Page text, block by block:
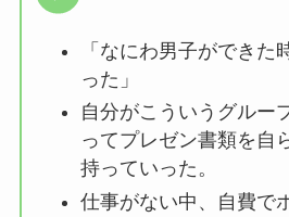
「なにわ男子ができた
った」
自分がこういうグルー
ってプレゼン書類を自
持っていった。
仕事がない中、自費で